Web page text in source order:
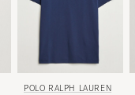
POLO RALPH LAUREN